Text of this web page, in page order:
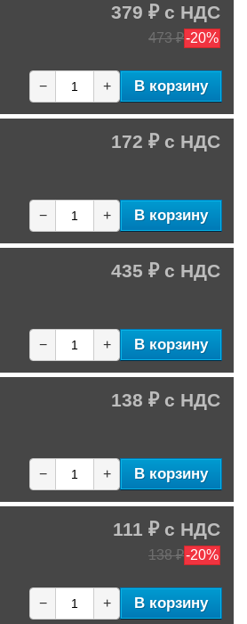
379 ₽
473 ₽-20%
− + В корзину
172 ₽
− + В корзину
435 ₽
− + В корзину
138 ₽
− + В корзину
111 ₽
138 ₽-20%
− + В корзину